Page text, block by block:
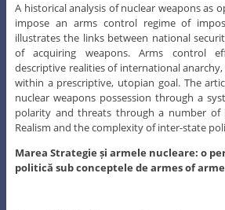
A historical analysis of nuclear weapons as
impose an arms control regime of
illustrates the links between national
of acquiring weapons. Arms control
descriptive realities of international
within a prescriptive, utopian goal. The
nuclear weapons possession through a
polarity and threats through a number of
Realism and the complexity of inter-state
Marea Strategie și armele nucleare: o
politică sub conceptele de armes of